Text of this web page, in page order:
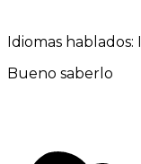
Idiomas hablados:
Bueno saberlo